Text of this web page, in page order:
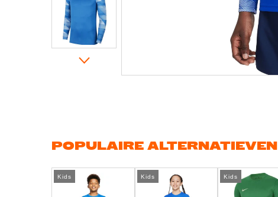
gallerij
POPULAIRE ALTERNATIEVEN
Kids Kids Kids